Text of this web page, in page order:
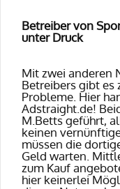
Betreiber von
unter Druck
Mit zwei anderen
Betreibers gibt es
Probleme. Hier
Adstraight.de!
M.Betts geführt,
keinen
müssen die
Geld warten.
zum Kauf
hier keinerlei